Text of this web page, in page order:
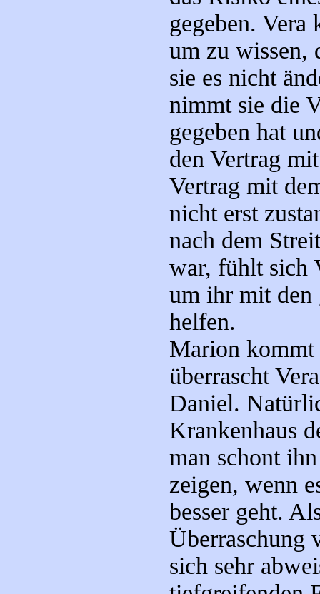
gegeben.
um zu wissen,
sie es nicht
nimmt sie die
gegeben hat
den Vertrag
Vertrag mit
nicht erst
nach dem
war, fühlt sich
um ihr mit den
helfen.
Marion kommt
überrascht
Daniel.
Krankenhaus
man schont
zeigen, wenn
besser geht.
Überraschung
sich sehr